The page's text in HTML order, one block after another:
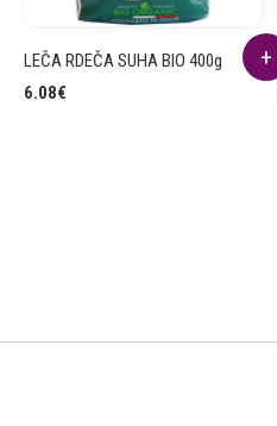
LEČA RDEČA SUHA BIO 400g
6.08€